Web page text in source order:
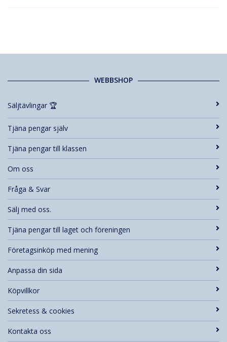
WEBBSHOP
Säljtävlingar 🏆
Tjäna pengar själv
Tjäna pengar till klassen
Om oss
Fråga & Svar
Sälj med oss.
Tjäna pengar till laget och föreningen
Företagsinköp med mening
Anpassa din sida
Köpvillkor
Sekretess & cookies
Kontakta oss